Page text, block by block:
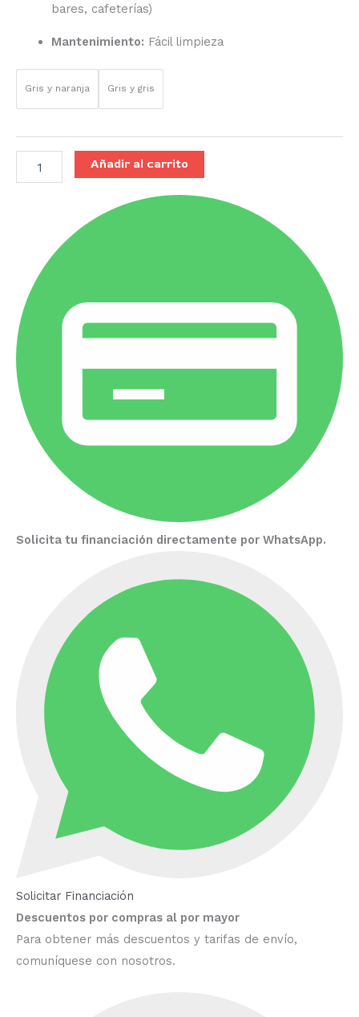
bares, cafeterías)
Mantenimiento: Fácil limpieza
Gris y naranja Gris y gris
Añadir al carrito
Solicita tu financiación directamente por WhatsApp.
Solicitar Financiación
Descuentos por compras al por mayor
Para obtener más descuentos y tarifas de envío,
comuníquese con nosotros.